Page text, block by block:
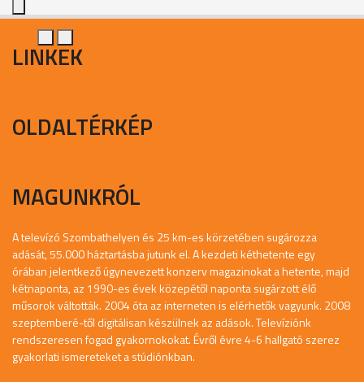
LINKEK
OLDALTÉRKÉP
MAGUNKRÓL
A televízó Szombathelyen és 25 km-es körzetében sugározza
adását, 55.000 háztartásba jutunk el. A kezdeti kéthetente egy
órában jelentkező úgynevezett konzerv magazinokat a hetente, majd
kétnaponta, az 1990-es évek közepétől naponta sugárzott élő
műsorok váltották. 2004 óta az interneten is elérhetők vagyunk. 2008
szeptemberé-től digitálisan készülnek az adások. Televíziónk
rendszeresen fogad gyakornokokat. Évről évre 4-6 hallgató szerez
gyakorlati ismereteket a stúdiónkban.